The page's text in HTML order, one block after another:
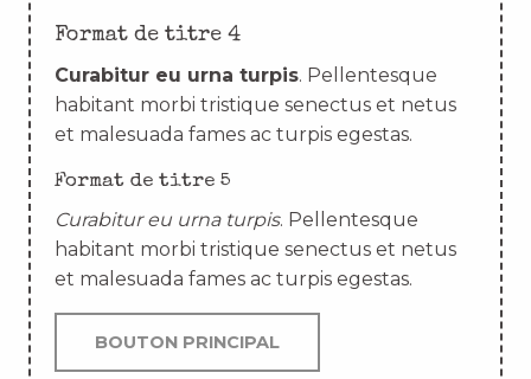
Format de titre 4
Curabitur eu urna turpis. Pellentesque
habitant morbi tristique senectus et netus
et malesuada fames ac turpis egestas.
Format de titre 5
Curabitur eu urna turpis. Pellentesque
habitant morbi tristique senectus et netus
et malesuada fames ac turpis egestas.
BOUTON PRINCIPAL